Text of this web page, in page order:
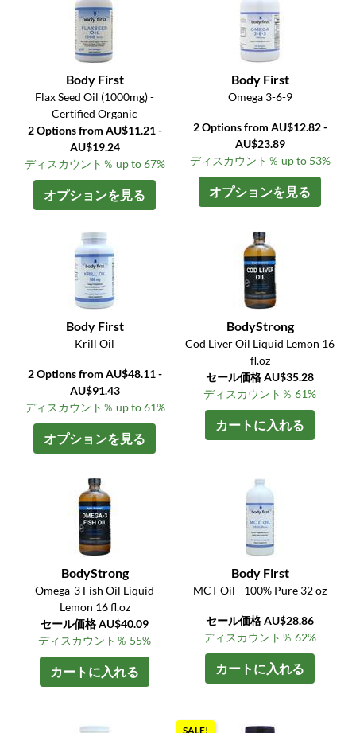
Body First
Flax Seed Oil (1000mg) -
Certified Organic
2 Options from AU$11.21 -
AU$19.24
ディスカウント％ up to 67%
オプションを見る
Body First
Omega 3-6-9
2 Options from AU$12.82 -
AU$23.89
ディスカウント％ up to 53%
オプションを見る
Body First
Krill Oil
2 Options from AU$48.11 -
AU$91.43
ディスカウント％ up to 61%
オプションを見る
BodyStrong
Cod Liver Oil Liquid Lemon 16
fl.oz
セール価格 AU$35.28
ディスカウント％ 61%
カートに入れる
BodyStrong
Omega-3 Fish Oil Liquid
Lemon 16 fl.oz
セール価格 AU$40.09
ディスカウント％ 55%
カートに入れる
Body First
MCT Oil - 100% Pure 32 oz
セール価格 AU$28.86
ディスカウント％ 62%
カートに入れる
SALE!